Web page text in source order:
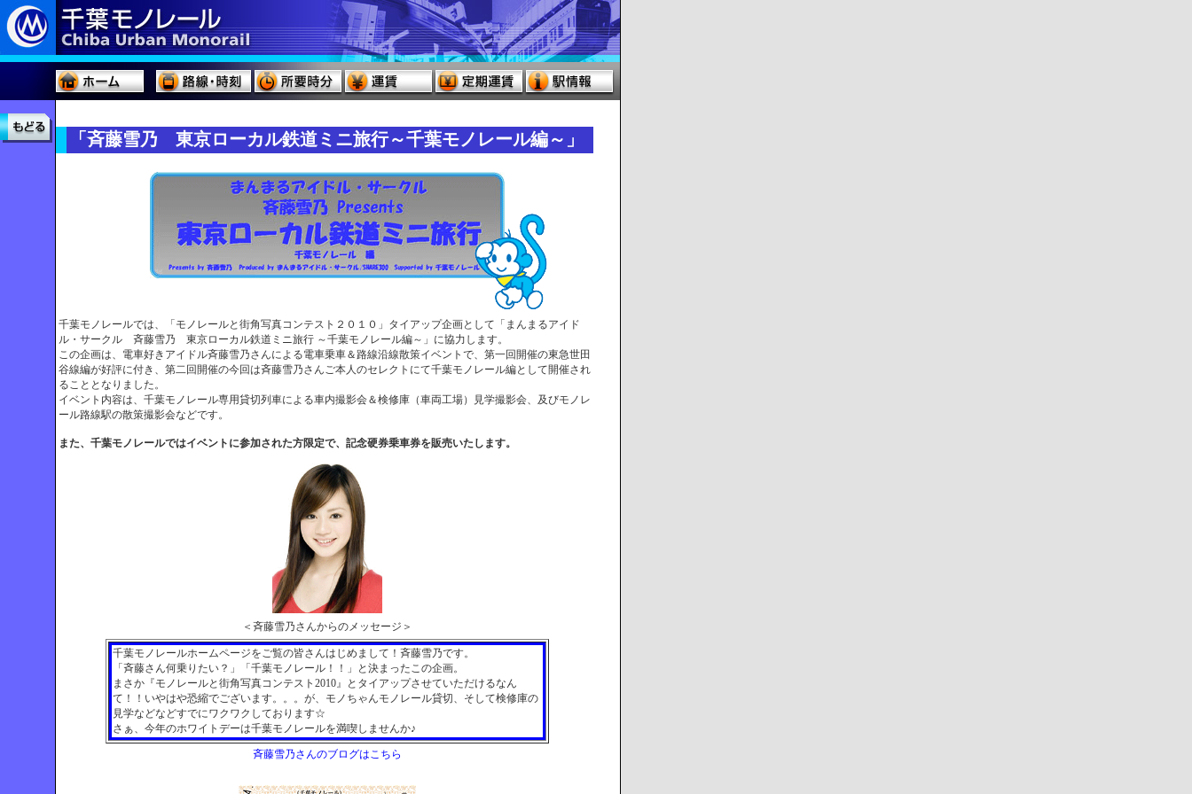
「斉藤雪乃 東京ローカル鉄道ミニ旅行～千葉モノレール編～」
千葉モノレールでは、「モノレールと街角写真コンテスト２０１０」タイアップ企画として「まんまるアイド
ル・サークル 斉藤雪乃 東京ローカル鉄道ミニ旅行 ～千葉モノレール編～」に協力します。
この企画は、電車好きアイドル斉藤雪乃さんによる電車乗車＆路線沿線散策イベントで、第一回開催の東急世田
谷線編が好評に付き、第二回開催の今回は斉藤雪乃さんご本人のセレクトにて千葉モノレール編として開催され
ることとなりました。
イベント内容は、千葉モノレール専用貸切列車による車内撮影会＆検修庫（車両工場）見学撮影会、及びモノレ
ール路線駅の散策撮影会などです。
また、千葉モノレールではイベントに参加された方限定で、記念硬券乗車券を販売いたします。
＜斉藤雪乃さんからのメッセージ＞
千葉モノレールホームページをご覧の皆さんはじめまして！斉藤雪乃です。
「斉藤さん何乗りたい？」「千葉モノレール！！」と決まったこの企画。
まさか『モノレールと街角写真コンテスト2010』とタイアップさせていただけるなん
て！！いやはや恐縮でございます。。。が、モノちゃんモノレール貸切、そして検修庫の
見学などなどすでにワクワクしております☆
さぁ、今年のホワイトデーは千葉モノレールを満喫しませんか♪
斉藤雪乃さんのブログはこちら